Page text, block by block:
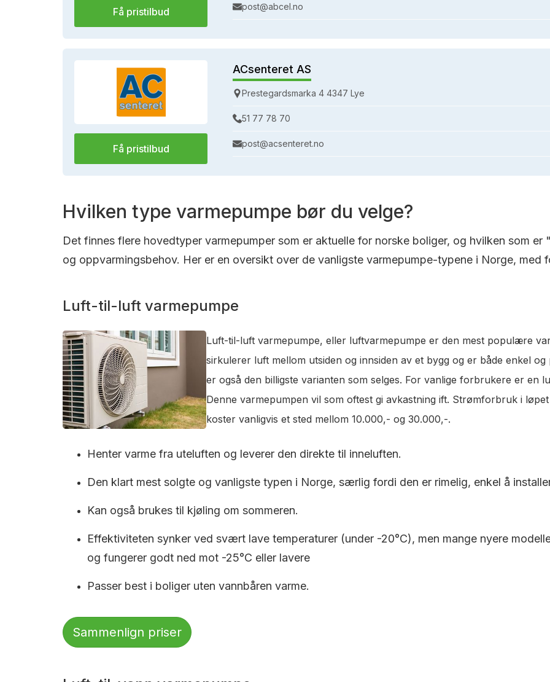
Få pristilbud post@abcel.no
Få pristilbud
ACsenteret AS
Prestegardsmarka 4 4347 Lye
51 77 78 70
post@acsenteret.no
Hvilken type varmepumpe bør du velge?
Det finnes flere hovedtyper varmepumper som er aktuelle for norske boliger, og hvilken som er
og oppvarmingsbehov. Her er en oversikt over de vanligste varmepumpe-typene i Norge, med
Luft-til-luft varmepumpe
Luft-til-luft varmepumpe, eller luftvarmepumpe er den mest populære
sirkulerer luft mellom utsiden og innsiden av et bygg og er både enkel
er også den billigste varianten som selges. For vanlige forbrukere er en
Denne varmepumpen vil som oftest gi avkastning ift. Strømforbruk i
koster vanligvis et sted mellom 10.000,- og 30.000,-.
Henter varme fra uteluften og leverer den direkte til inneluften.
Den klart mest solgte og vanligste typen i Norge, særlig fordi den er rimelig, enkel å
Kan også brukes til kjøling om sommeren.
Effektiviteten synker ved svært lave temperaturer (under -20°C), men mange nyere
og fungerer godt ned mot -25°C eller lavere
Passer best i boliger uten vannbåren varme.
Sammenlign priser